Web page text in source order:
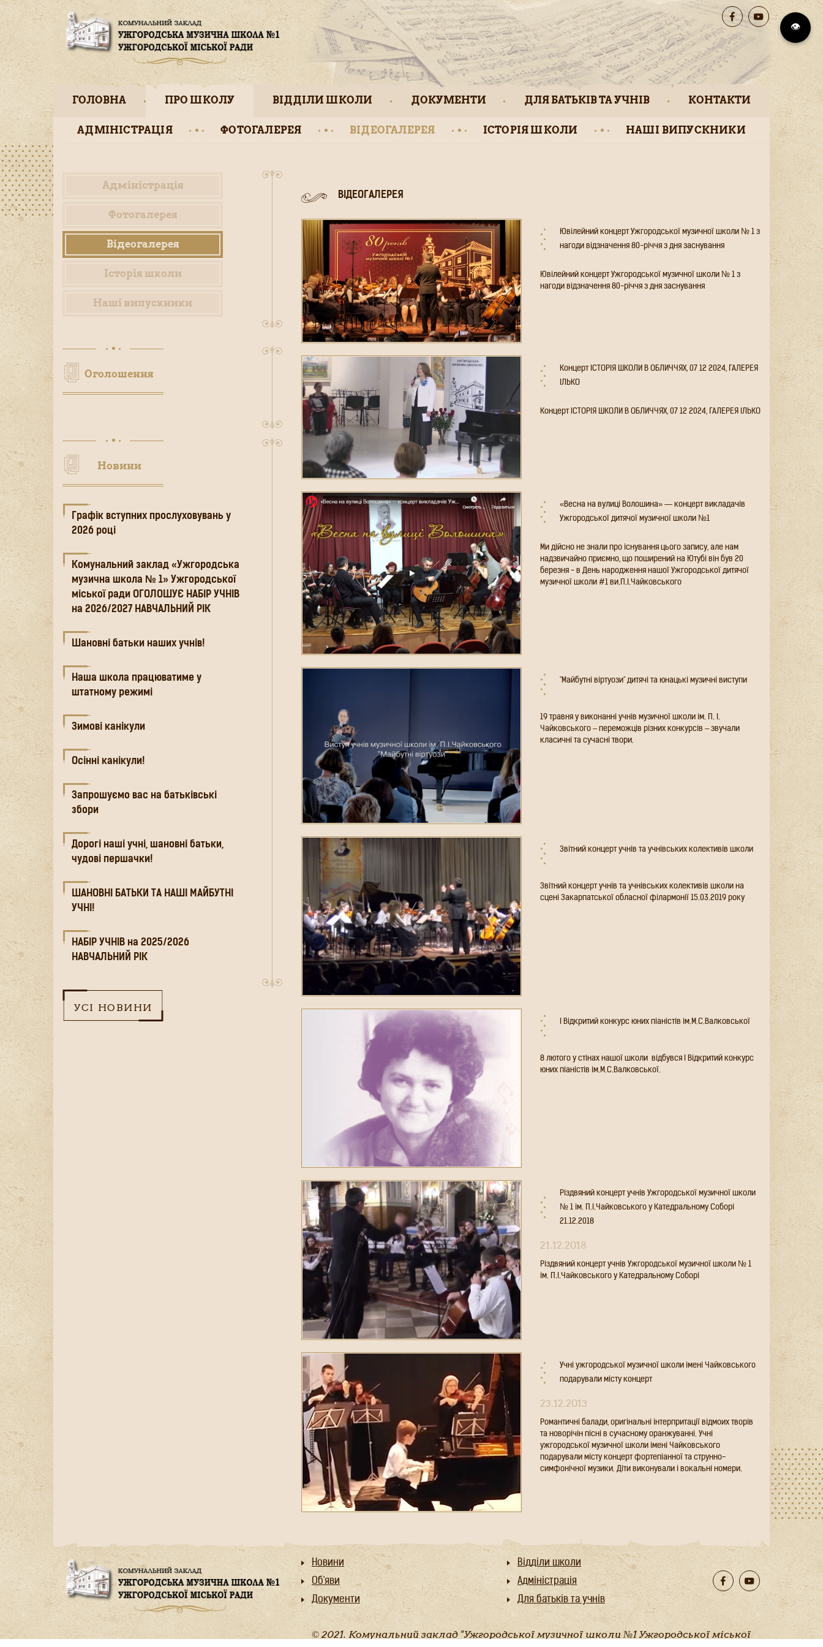
ГОЛОВНА ПРО ШКОЛУ
АДМІНІСТРАЦІЯ ФОТОГАЛЕРЕЯ ВІДЕОГАЛЕРЕЯ ІСТОРІЯ ШКОЛИ НАШІ ВИПУСКНИКИ
ВІДДІЛИ ШКОЛИ ДОКУМЕНТИ ДЛЯ БАТЬКІВ ТА УЧНІВ КОНТАКТИ
ВІДЕОГАЛЕРЕЯ
Ювілейний концерт Ужгородської музичної
школи № 1 з нагоди відзначення 80-річчя з
Ювілейний концерт Ужгородської музичної
Концерт ІСТОРІЯ ШКОЛИ В ОБЛИЧЧЯХ, 07 12
2024, ГАЛЕРЕЯ ІЛЬКО
Концерт ІСТОРІЯ ШКОЛИ В ОБЛИЧЧЯХ, 07 12 2024,
«Весна на вулиці Волошина» — концерт
викладачів Ужгородської дитячої музичної
Ми дійсно не знали про існування цього запису, але нам
надзвичайно приємно, що поширений на Ютубі він був 20
"Майбутні віртуози" дитячі та юнацькі музичні
19 травня у виконанні учнів музичної школи ім. П. І.
Чайковського – переможців різних конкурсів – звучали
Звітний концерт учнів та учнівських
Звітний концерт учнів та учнівських колективів
І Відкритий конкурс юних піаністів
8 лютого у стінах нашої школи відбувся І Відкритий конкурс
Різдвяний концерт учнів Ужгородської
музичної школи № 1 ім. П.І.Чайковського у
Катедральному Соборі 21.12.2018
21.12.2018
Різдвяний концерт учнів Ужгородської музичної школи № 1
Учні ужгородської музичної школи імені
Чайковського подарували місту концерт
23.12.2013
Романтичні балади, оригінальні інтерпритації відмоих творів
та новорічін пісні в сучасному оранжуванні. Учні
ужгородської музичної школи імені Чайковського
подарували місту концерт фортепіанної та струнно-
Адміністрація
Фотогалерея
Відеогалерея
Історія школи
Наші випускники
Оголошення
Новини
Графік вступних прослуховувань у
2026 році
Комунальний заклад «Ужгородська
музична школа № 1» Ужгородської
міської ради ОГОЛОШУЄ НАБІР УЧНІВ
на 2026/2027 НАВЧАЛЬНИЙ РІК
Шановні батьки наших учнів!
Наша школа працюватиме у
штатному режимі
Зимові канікули
Осінні канікули!
Запрошуємо вас на батьківські
збори
Дорогі наші учні, шановні батьки,
чудові першачки!
ШАНОВНІ БАТЬКИ ТА НАШІ МАЙБУТНІ
УЧНІ!
НАБІР УЧНІВ на 2025/2026
НАВЧАЛЬНИЙ РІК
УСІ НОВИНИ
Новини
Об'яви
Документи
Відділи школи
Адміністрація
Для батьків та учнів
© 2021. Комунальний заклад "Ужгородської музичної школи №1 Ужгородської міської
👁️